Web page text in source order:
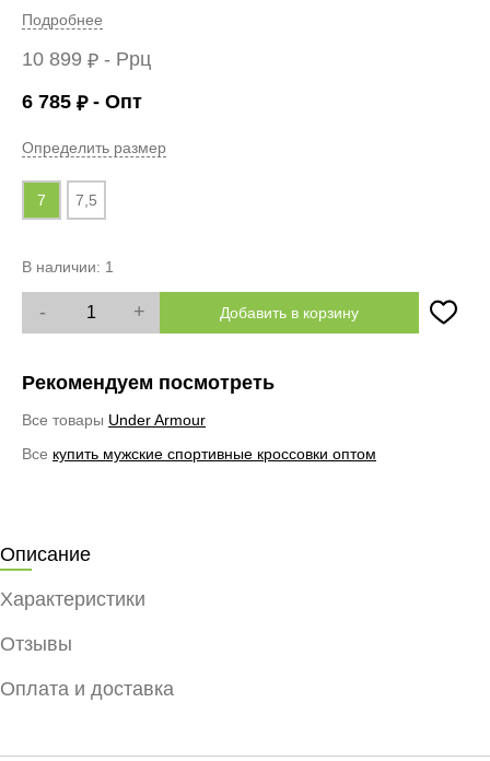
Подробнее
10 899 ₽ - Ррц
6 785 ₽- Опт
Определить размер
7 7,5
В наличии: 1
- + Добавить в корзину
Рекомендуем посмотреть
Все товары Under Armour
Все купить мужские спортивные кроссовки оптом
Описание
Характеристики
Отзывы
Оплата и доставка